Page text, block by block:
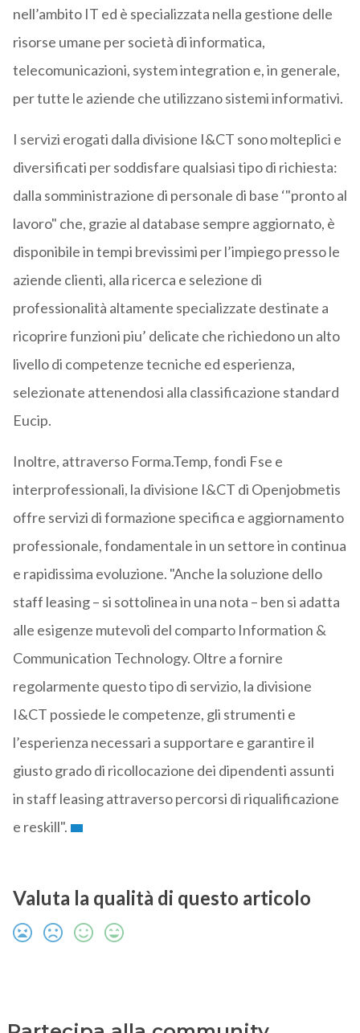
nell’ambito IT ed è specializzata nella gestione delle
risorse umane per società di informatica,
telecomunicazioni, system integration e, in generale,
per tutte le aziende che utilizzano sistemi informativi.
I servizi erogati dalla divisione I&CT sono molteplici e
diversificati per soddisfare qualsiasi tipo di richiesta:
dalla somministrazione di personale di base ‘"pronto al
lavoro" che, grazie al database sempre aggiornato, è
disponibile in tempi brevissimi per l’impiego presso le
aziende clienti, alla ricerca e selezione di
professionalità altamente specializzate destinate a
ricoprire funzioni piu’ delicate che richiedono un alto
livello di competenze tecniche ed esperienza,
selezionate attenendosi alla classificazione standard
Eucip.
Inoltre, attraverso Forma.Temp, fondi Fse e
interprofessionali, la divisione I&CT di Openjobmetis
offre servizi di formazione specifica e aggiornamento
professionale, fondamentale in un settore in continua
e rapidissima evoluzione. "Anche la soluzione dello
staff leasing – si sottolinea in una nota – ben si adatta
alle esigenze mutevoli del comparto Information &
Communication Technology. Oltre a fornire
regolarmente questo tipo di servizio, la divisione
I&CT possiede le competenze, gli strumenti e
l’esperienza necessari a supportare e garantire il
giusto grado di ricollocazione dei dipendenti assunti
in staff leasing attraverso percorsi di riqualificazione
e reskill".
Valuta la qualità di questo articolo